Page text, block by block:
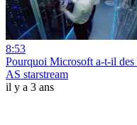
8:53
Pourquoi Microsoft a-t-il des
AS starstream
il y a 3 ans